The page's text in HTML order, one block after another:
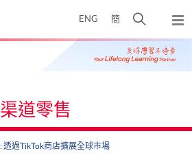
ENG 簡
開
搜
尋
彈
出
主
道零售
透過TikTok商店擴展全球市場